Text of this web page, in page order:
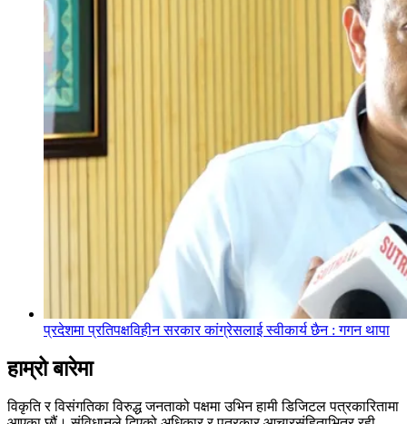
प्रदेशमा प्रतिपक्षविहीन सरकार कांग्रेसलाई स्वीकार्य छैन : गगन थापा
हाम्रो बारेमा
विकृति र विसंगतिका विरुद्ध जनताको पक्षमा उभिन हामी डिजिटल पत्रकारितामा